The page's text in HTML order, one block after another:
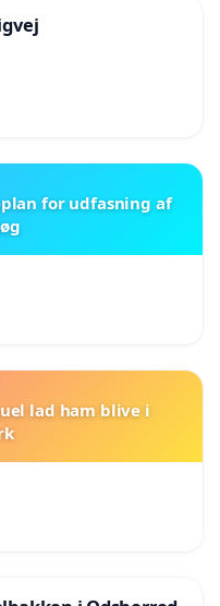
for udfasning af
lad ham blive i